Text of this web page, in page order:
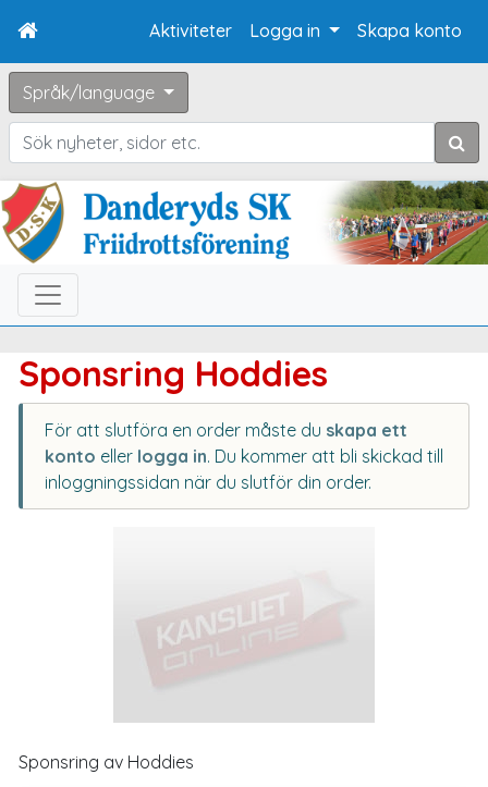
Aktiviteter Logga in Skapa konto
Språk/language
Sök
Sponsring Hoddies
För att slutföra en order måste du skapa ett
konto eller logga in. Du kommer att bli skickad till
inloggningssidan när du slutför din order.
Sponsring av Hoddies